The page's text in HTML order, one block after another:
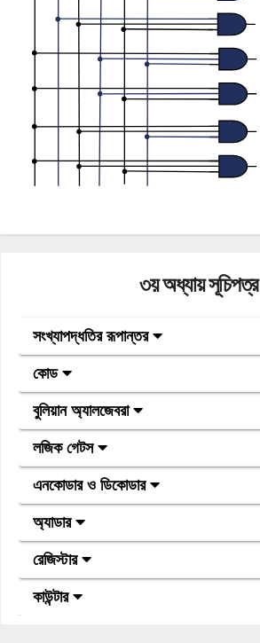
৩য় অধ্যায় সূচিপত্র
সংখ্যাপদ্ধতির রূপান্তর
কোড
বুলিয়ান অ্যালজেবরা
লজিক গেটস
এনকোডার ও ডিকোডার
অ্যাডার
রেজিস্টার
কাউন্টার